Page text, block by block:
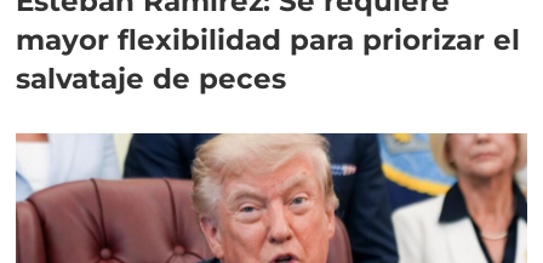
mayor flexibilidad para priorizar el
salvataje de peces